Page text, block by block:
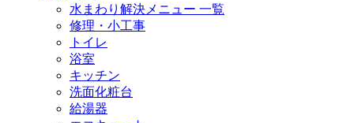
水まわり解決メニュー 一覧
修理・小工事
トイレ
浴室
キッチン
洗面化粧台
給湯器